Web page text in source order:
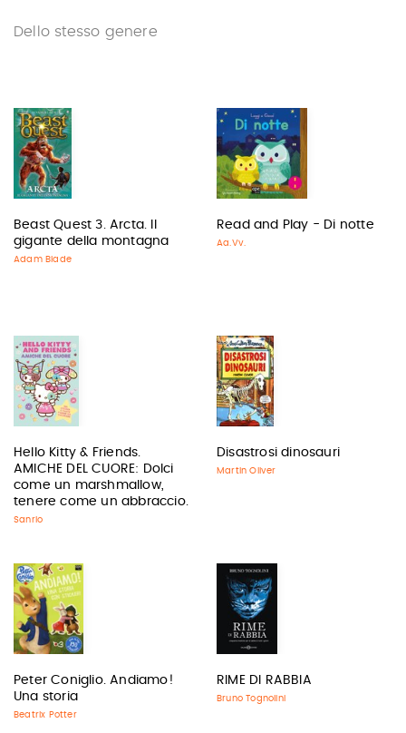
Dello stesso genere
Beast Quest 3. Arcta. Il
gigante della montagna
Adam Blade
Read and Play - Di notte
Aa.Vv.
Hello Kitty & Friends.
AMICHE DEL CUORE: Dolci
come un marshmallow,
tenere come un abbraccio.
Sanrio
Disastrosi dinosauri
Martin Oliver
Peter Coniglio. Andiamo!
Una storia
Beatrix Potter
RIME DI RABBIA
Bruno Tognolini